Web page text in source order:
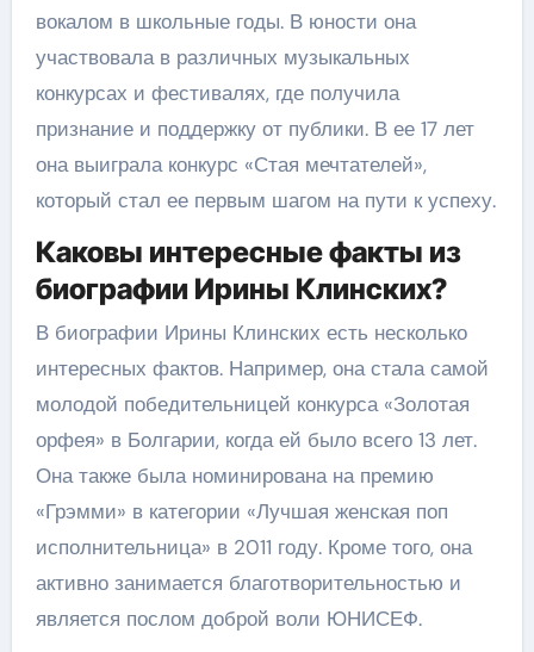
вокалом в школьные годы. В юности она
участвовала в различных музыкальных
конкурсах и фестивалях, где получила
признание и поддержку от публики. В ее 17 лет
она выиграла конкурс «Стая мечтателей»,
который стал ее первым шагом на пути к успеху.
Каковы интересные факты из
биографии Ирины Клинских?
В биографии Ирины Клинских есть несколько
интересных фактов. Например, она стала самой
молодой победительницей конкурса «Золотая
орфея» в Болгарии, когда ей было всего 13 лет.
Она также была номинирована на премию
«Грэмми» в категории «Лучшая женская поп
исполнительница» в 2011 году. Кроме того, она
активно занимается благотворительностью и
является послом доброй воли ЮНИСЕФ.